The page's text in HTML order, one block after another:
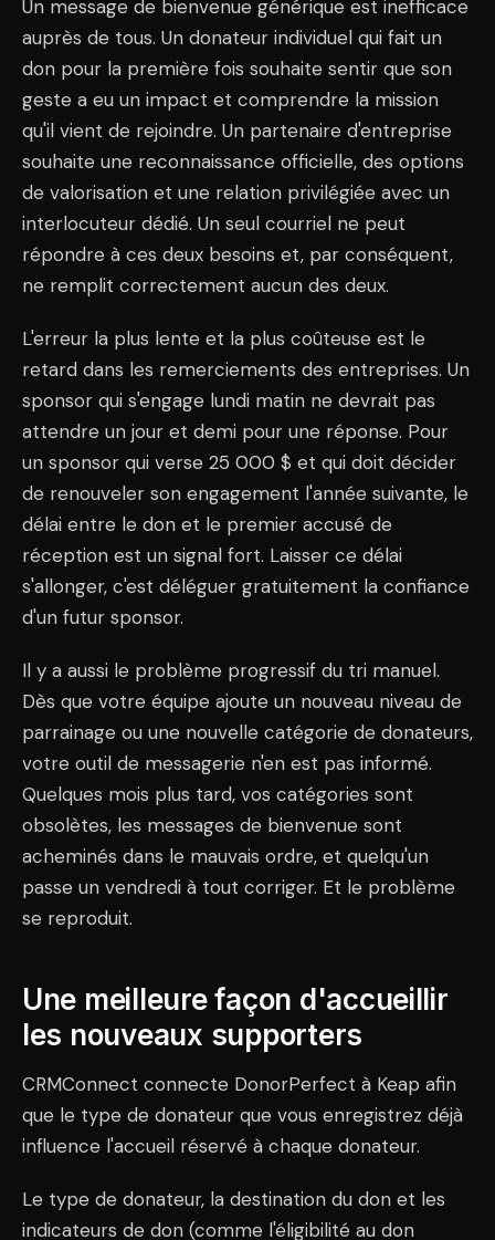
Un message de bienvenue générique est inefficace
auprès de tous. Un donateur individuel qui fait un
don pour la première fois souhaite sentir que son
geste a eu un impact et comprendre la mission
qu'il vient de rejoindre. Un partenaire d'entreprise
souhaite une reconnaissance officielle, des options
de valorisation et une relation privilégiée avec un
interlocuteur dédié. Un seul courriel ne peut
répondre à ces deux besoins et, par conséquent,
ne remplit correctement aucun des deux.
L'erreur la plus lente et la plus coûteuse est le
retard dans les remerciements des entreprises. Un
sponsor qui s'engage lundi matin ne devrait pas
attendre un jour et demi pour une réponse. Pour
un sponsor qui verse 25 000 $ et qui doit décider
de renouveler son engagement l'année suivante, le
délai entre le don et le premier accusé de
réception est un signal fort. Laisser ce délai
s'allonger, c'est déléguer gratuitement la confiance
d'un futur sponsor.
Il y a aussi le problème progressif du tri manuel.
Dès que votre équipe ajoute un nouveau niveau de
parrainage ou une nouvelle catégorie de donateurs,
votre outil de messagerie n'en est pas informé.
Quelques mois plus tard, vos catégories sont
obsolètes, les messages de bienvenue sont
acheminés dans le mauvais ordre, et quelqu'un
passe un vendredi à tout corriger. Et le problème
se reproduit.
Une meilleure façon d'accueillir
les nouveaux supporters
CRMConnect connecte DonorPerfect à Keap afin
que le type de donateur que vous enregistrez déjà
influence l'accueil réservé à chaque donateur.
Le type de donateur, la destination du don et les
indicateurs de don (comme l'éligibilité au don